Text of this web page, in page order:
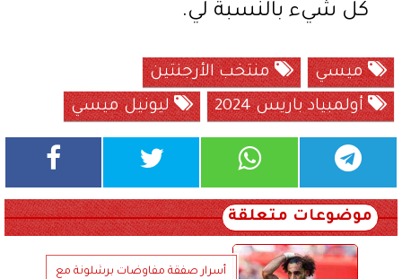
كل شيء بالنسبة لي.
ميسي
منتخب الأرجنتين
أولمبياد باريس 2024
ليونيل ميسي
موضوعات متعلقة
أسرار صفقة مفاوضات برشلونة مع